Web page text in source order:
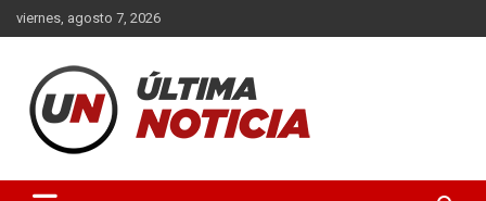
Saltar
al
viernes, agosto 7, 2026
Ultima Noticia BA
La Matanza en nuestro portal de noticias. Mantente informado